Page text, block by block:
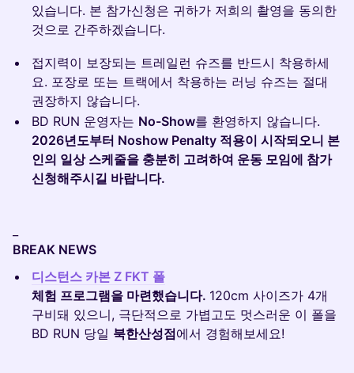
있습니다. 본 참가신청은 귀하가 저희의 촬영을 동의한
것으로 간주하겠습니다.
접지력이 보장되는 트레일런 슈즈를 반드시 착용하세
요. 포장로 또는 트랙에서 착용하는 러닝 슈즈는 절대
권장하지 않습니다.
BD RUN 운영자는 No-Show를 환영하지 않습니다.
2026년도부터 Noshow Penalty 적용이 시작되오니 본
인의 일상 스케줄을 충분히 고려하여 운동 모임에 참가
신청해주시길 바랍니다.
BREAK NEWS
디스턴스 카본 Z FKT 폴
체험 프로그램을 마련했습니다. 120cm 사이즈가 4개
구비돼 있으니, 극단적으로 가볍고도 멋스러운 이 폴을
BD RUN 당일 북한산성점에서 경험해보세요!